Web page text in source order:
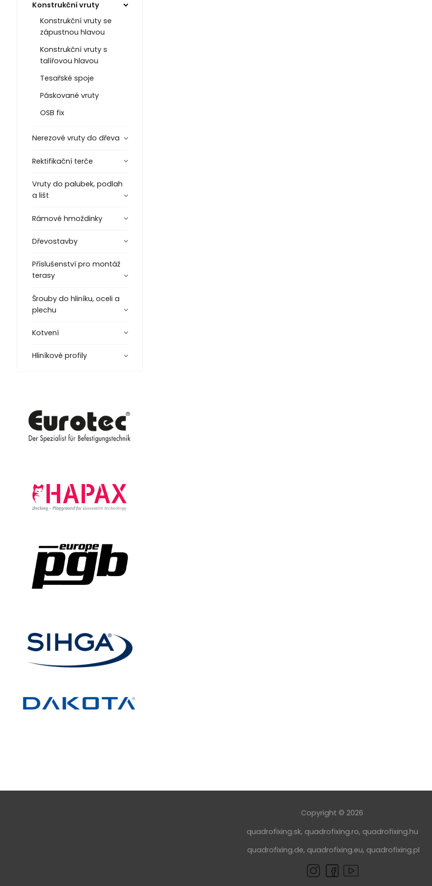
Konstrukční vruty
Konstrukční vruty se
zápustnou hlavou
Konstrukční vruty s
talířovou hlavou
Tesařské spoje
Páskované vruty
OSB fix
Nerezové vruty do dřeva
Rektifikační terče
Vruty do palubek, podlah
a lišt
Rámové hmoždinky
Dřevostavby
Příslušenství pro montáž
terasy
Šrouby do hliníku, oceli a
plechu
Kotvení
Hliníkové profily
Copyright © 2026
quadrofixing.sk, quadrofixing.ro, quadrofixing.hu
quadrofixing.de, quadrofixing.eu, quadrofixing.pl